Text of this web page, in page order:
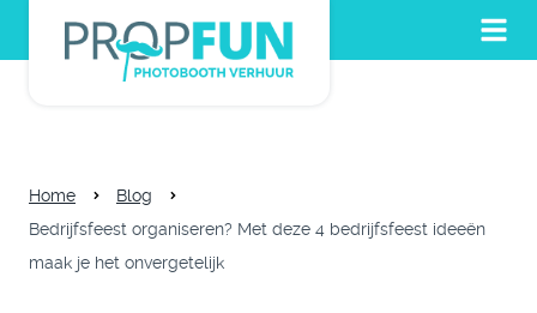
Home
Blog
Bedrijfsfeest organiseren? Met deze 4 bedrijfsfeest ideeën
maak je het onvergetelijk